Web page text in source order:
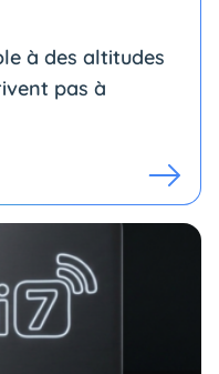
à des altitudes
pas à